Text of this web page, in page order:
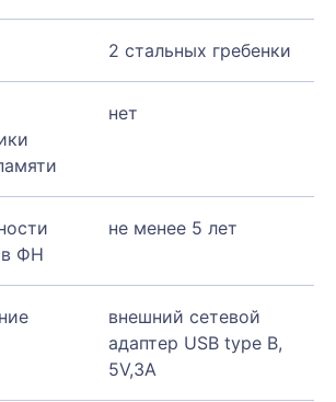
2 стальных гребенки
нет
ФН
не менее 5 лет
внешний сетевой
адаптер USB type B,
5V,3A